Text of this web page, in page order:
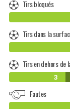
Tirs bloqués
Tirs dans la
Tirs en dehors de
3
Fautes